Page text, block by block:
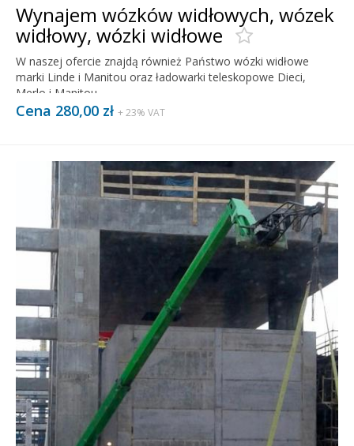
Wynajem wózków widłowych, wózek
widłowy, wózki widłowe
W naszej ofercie znajdą również Państwo wózki widłowe
marki Linde i Manitou oraz ładowarki teleskopowe Dieci,
Merlo i Manitou.
Cena 280,00 zł + 23% VAT